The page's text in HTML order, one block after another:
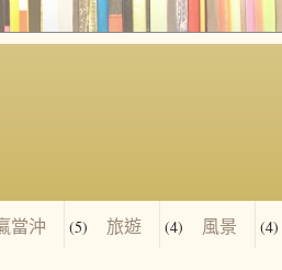
當沖 (5) 旅遊 (4) 風景 (4)